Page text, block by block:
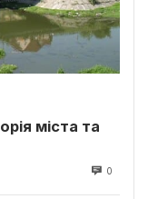
міста та
0